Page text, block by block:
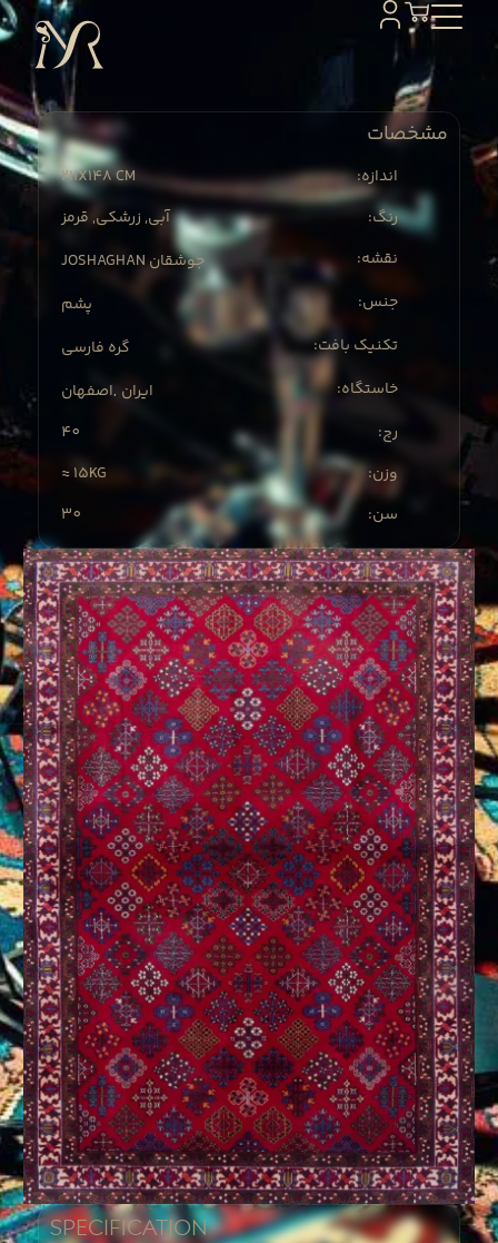
Specification
مشخصات
211X148 CM
:اندازه
آبی, زرشکی, قرمز
:رنگ
JOSHAGHAN جوشقان
:نقشه
پشم
:جنس
گره فارسی
:تکنیک بافت
اصفهان ایران
:خاستگاه
40
:رج
≈ 15KG
:وزن
30
:سن